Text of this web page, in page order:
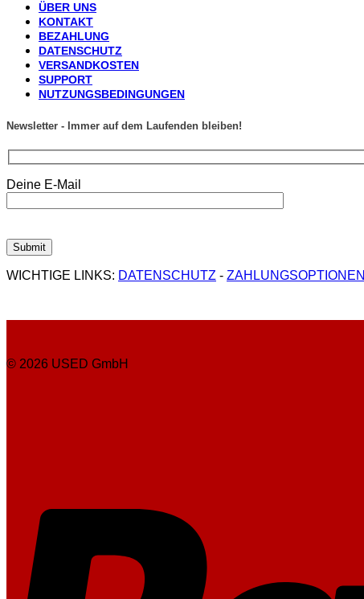
ÜBER UNS
KONTAKT
BEZAHLUNG
DATENSCHUTZ
VERSANDKOSTEN
SUPPORT
NUTZUNGSBEDINGUNGEN
Newsletter - Immer auf dem Laufenden bleiben!
Deine E-Mail
WICHTIGE LINKS: DATENSCHUTZ - ZAHLUNGSOPTIONEN
© 2026 USED GmbH